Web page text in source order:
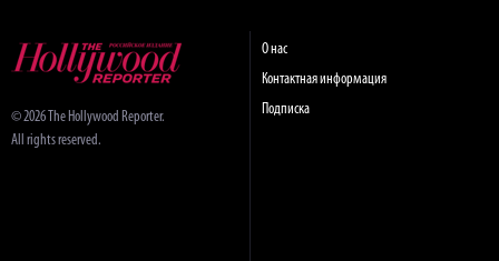
© 2026 The Hollywood Reporter.
All rights reserved.
О нас
Контактная информация
Подписка